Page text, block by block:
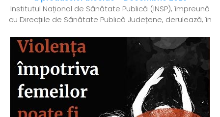
Institutul Național de Sănătate Publică (INSP), împreună
cu Direcțiile de Sănătate Publică Județene, derulează, în